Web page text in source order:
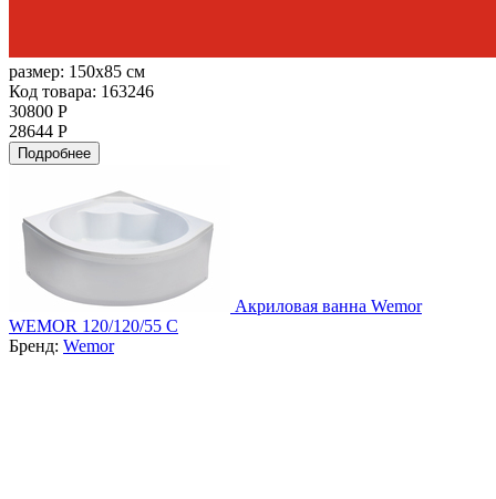
размер: 150x85 см
Код товара: 163246
30800 Р
28644 Р
Подробнее
Акриловая ванна Wemor
WEMOR 120/120/55 C
Бренд: Wemor